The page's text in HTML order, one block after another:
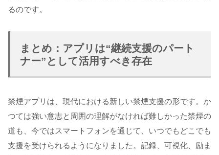
るのです。
まとめ：アプリは“継続支援のパート
ナー”として活用すべき存在
禁煙アプリは、現代における新しい禁煙支援の形です。か
つては強い意志と周囲の理解がなければ難しかった禁煙の
道も、今ではスマートフォンを通じて、いつでもどこでも
支援を受けられるようになりました。記録、可視化、励ま